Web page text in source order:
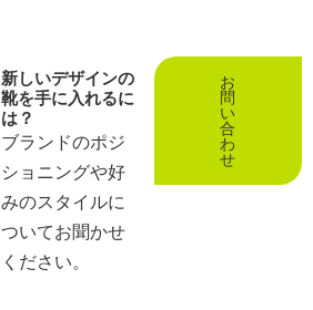
新しいデザインの
靴を手に入れるに
は？
ブランドのポジ
ショニングや好
みのスタイルに
ついてお聞かせ
ください。
お
問
い
合
わ
せ